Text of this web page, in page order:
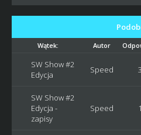
Wątek: Autor
SW Show #2
Edycja
Speed
SW Show #2
Edycja -
zapisy
Speed